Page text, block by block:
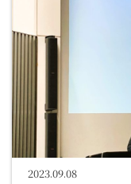
2023.09.08